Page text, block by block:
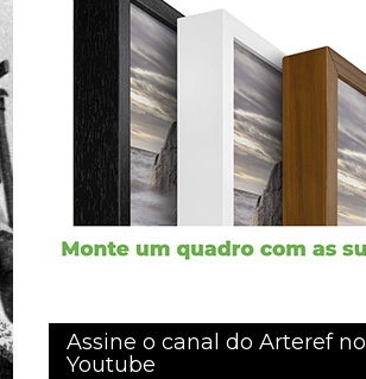
Assine o canal do Arteref no
Youtube